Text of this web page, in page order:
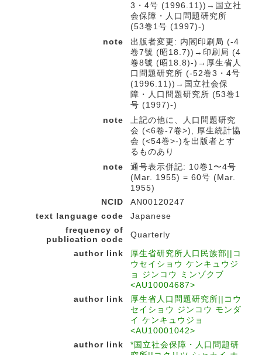
3・4号 (1996.11))→国立社
会保障・人口問題研究所
(53巻1号 (1997)-)
note
出版者変更: 内閣印刷局 (-4
卷7號 (昭18.7))→印刷局 (4
卷8號 (昭18.8)-)→厚生省人
口問題研究所 (-52巻3・4号
(1996.11))→国立社会保
障・人口問題研究所 (53巻1
号 (1997)-)
note
上記の他に、人口問題研究
会 (<6卷-7卷>), 厚生統計協
会 (<54巻>-)を出版者とす
るものあり
note
通号表示併記: 10巻1〜4号
(Mar. 1955) = 60号 (Mar.
1955)
NCID
AN00120247
text language code
Japanese
frequency of
publication code
Quarterly
author link
厚生省研究所人口民族部||コ
ウセイショウ ケンキュウジ
ョ ジンコウ ミンゾクブ
<AU10004687>
author link
厚生省人口問題研究所||コウ
セイショウ ジンコウ モンダ
イ ケンキュウジョ
<AU10001042>
author link
*国立社会保障・人口問題研